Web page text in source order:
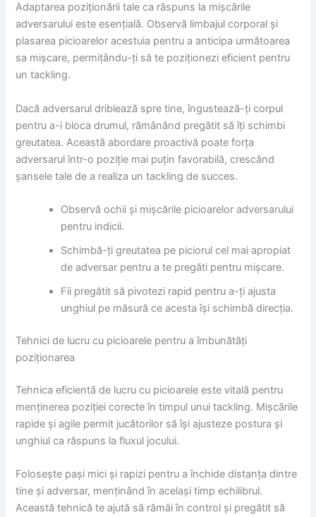
Adaptarea poziționării tale ca răspuns la mișcările
adversarului este esențială. Observă limbajul corporal și
plasarea picioarelor acestuia pentru a anticipa următoarea
sa mișcare, permițându-ți să te poziționezi eficient pentru
un tackling.
Dacă adversarul driblează spre tine, îngustează-ți corpul
pentru a-i bloca drumul, rămânând pregătit să îți schimbi
greutatea. Această abordare proactivă poate forța
adversarul într-o poziție mai puțin favorabilă, crescând
șansele tale de a realiza un tackling de succes.
Observă ochii și mișcările picioarelor adversarului
pentru indicii.
Schimbă-ți greutatea pe piciorul cel mai apropiat
de adversar pentru a te pregăti pentru mișcare.
Fii pregătit să pivotezi rapid pentru a-ți ajusta
unghiul pe măsură ce acesta își schimbă direcția.
Tehnici de lucru cu picioarele pentru a îmbunătăți
poziționarea
Tehnica eficientă de lucru cu picioarele este vitală pentru
menținerea poziției corecte în timpul unui tackling. Mișcările
rapide și agile permit jucătorilor să își ajusteze postura și
unghiul ca răspuns la fluxul jocului.
Folosește pași mici și rapizi pentru a închide distanța dintre
tine și adversar, menținând în același timp echilibrul.
Această tehnică te ajută să rămâi în control și pregătit să